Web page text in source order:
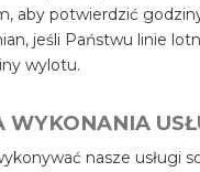
aby potwierdzić
jeśli Państwu linie
wylotu.
WYKONANIA
nasze usługi